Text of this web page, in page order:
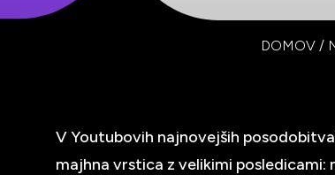
DOMOV/
V Youtubovih najnovejših
majhna vrstica z velikimi posledicami: